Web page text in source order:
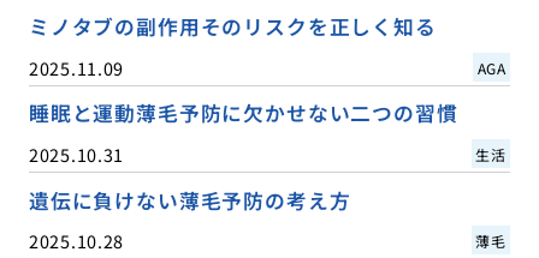
ミノタブの副作用そのリスクを正しく知る
2025.11.09 AGA
睡眠と運動薄毛予防に欠かせない二つの習慣
2025.10.31 生活
遺伝に負けない薄毛予防の考え方
2025.10.28 薄毛